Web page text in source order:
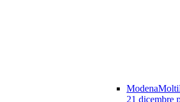
21 dicembre